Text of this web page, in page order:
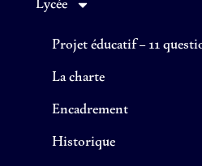
Lycée
Projet éducatif – 11
La charte
Encadrement
Historique